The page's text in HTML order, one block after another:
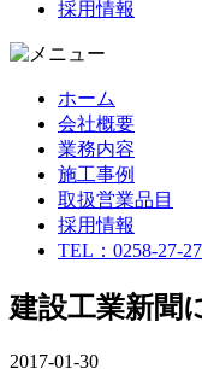
採用情報
ホーム
会社概要
業務内容
施工事例
取扱営業品目
採用情報
TEL：0258-27-
建設工業新聞
2017-01-30